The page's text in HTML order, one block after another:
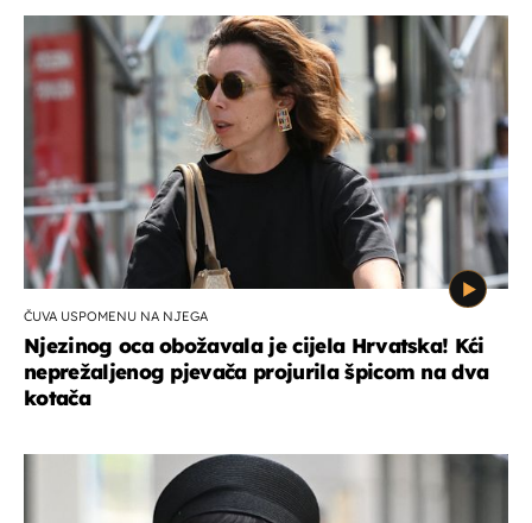
ČUVA USPOMENU NA NJEGA
Njezinog oca obožavala je cijela Hrvatska! Kći
neprežaljenog pjevača projurila špicom na dva
kotača